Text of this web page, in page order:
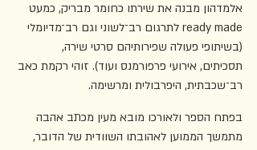
אלמדהון מבנה את שירתו כחומר מבריק, כמעט
ready made לתרגום רב־לשוני וגם רב־מדיומלי
(בשיתופי פעולה שפירותיהם סרטי שירה,
תסכיתים, אירועי פרפורמנס ועוד). זוהי רקמת כאב
רב־שכבתית, היפרבולית ומרשימה.
בפתח הספר ולאורכו מובא מעין מכתב אהבה
מתמשך הממוען לאהובתו השוודית של הדובר,